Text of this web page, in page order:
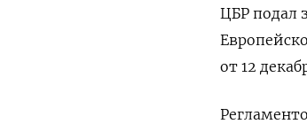
ЦБР подал
от 12